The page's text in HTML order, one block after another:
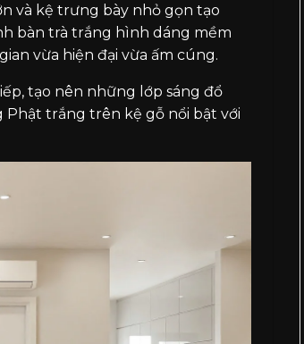
và kệ trưng bày nhỏ gọn tạo
bàn trà trắng hình dáng mềm
vừa hiện đại vừa ấm cúng.
tạo nên những lớp sáng đổ
trắng trên kệ gỗ nổi bật với